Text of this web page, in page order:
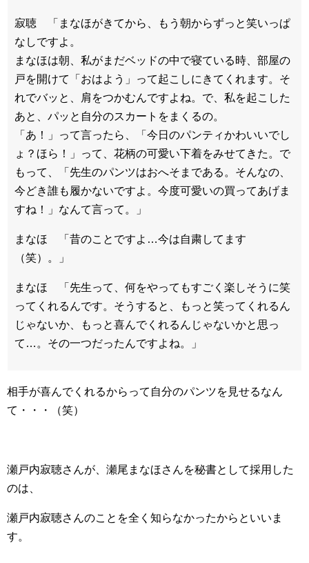
寂聴 「まなほがきてから、もう朝からずっと笑いっぱ
なしですよ。
まなほは朝、私がまだベッドの中で寝ている時、部屋の
戸を開けて「おはよう」って起こしにきてくれます。そ
れでバッと、肩をつかむんですよね。で、私を起こした
あと、パッと自分のスカートをまくるの。
「あ！」って言ったら、「今日のパンティかわいいでし
ょ？ほら！」って、花柄の可愛い下着をみせてきた。で
もって、「先生のパンツはおへそまである。そんなの、
今どき誰も履かないですよ。今度可愛いの買ってあげま
すね！」なんて言って。」
まなほ 「昔のことですよ…今は自粛してます
（笑）。」
まなほ 「先生って、何をやってもすごく楽しそうに笑
ってくれるんです。そうすると、もっと笑ってくれるん
じゃないか、もっと喜んでくれるんじゃないかと思っ
て…。その一つだったんですよね。」
相手が喜んでくれるからって自分のパンツを見せるなん
て・・・（笑）
瀬戸内寂聴さんが、瀬尾まなほさんを秘書として採用した
のは、
瀬戸内寂聴さんのことを全く知らなかったからといいま
す。